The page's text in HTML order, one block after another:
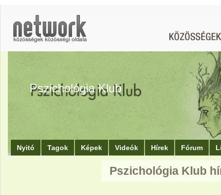
Pszichológia Klub
Nyitó Tagok Képek Videók Hírek Fórum
Pszichológia Klub